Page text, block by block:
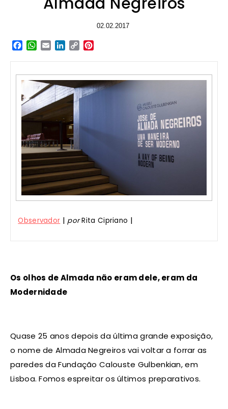
02.02.2017
Facebook
WhatsApp
EmailLinkedIn
Copy
Observador | porRita Cipriano |
Os olhos de Almada não eram dele, eram da
Modernidade
Quase 25 anos depois da última grande exposição,
o nome de Almada Negreiros vai voltar a forrar as
paredes da Fundação Calouste Gulbenkian, em
Lisboa. Fomos espreitar os últimos preparativos.